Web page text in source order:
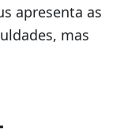
apresenta as
mas